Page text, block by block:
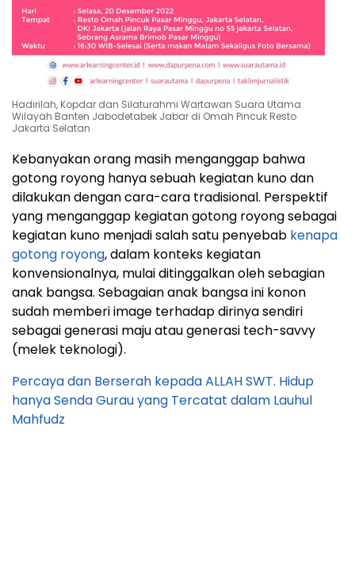
Hadirilah, Kopdar dan Silaturahmi Wartawan Suara Utama
Wilayah Banten Jabodetabek Jabar di Omah Pincuk Resto
Jakarta Selatan
Kebanyakan orang masih menganggap bahwa
gotong royong hanya sebuah kegiatan kuno dan
dilakukan dengan cara-cara tradisional. Perspektif
yang menganggap kegiatan gotong royong sebagai
kegiatan kuno menjadi salah satu penyebab kenapa
gotong royong, dalam konteks kegiatan
konvensionalnya, mulai ditinggalkan oleh sebagian
anak bangsa. Sebagaian anak bangsa ini konon
sudah memberi image terhadap dirinya sendiri
sebagai generasi maju atau generasi tech-savvy
(melek teknologi).
Percaya dan Berserah kepada ALLAH SWT. Hidup
hanya Senda Gurau yang Tercatat dalam Lauhul
Mahfudz